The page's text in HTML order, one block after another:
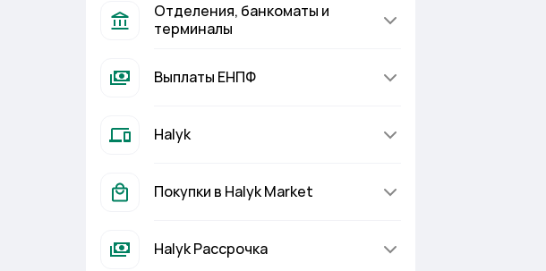
Отделения, банкоматы и
терминалы
Выплаты ЕНПФ
Halyk
Покупки в Halyk Market
Halyk Рассрочка